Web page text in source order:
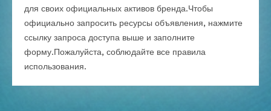
для своих официальных активов бренда.Чтобы
официально запросить ресурсы объявления, нажмите
ссылку запроса доступа выше и заполните
форму.Пожалуйста, соблюдайте все правила
использования.